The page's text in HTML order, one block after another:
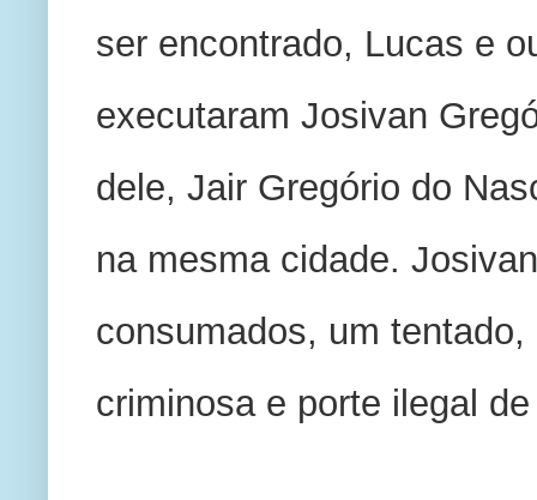
ser encontrado, Lucas e
executaram Josivan
dele, Jair Gregório do
na mesma cidade.
consumados, um
criminosa e porte ilegal